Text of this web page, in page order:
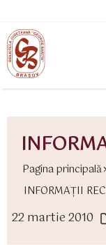
Pagina principală
INFORMAŢII
22 martie 2010